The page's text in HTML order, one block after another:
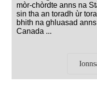
mòr-chòrdte anns na
sin tha an toradh ùr
bhith na ghluasad
Canada ...